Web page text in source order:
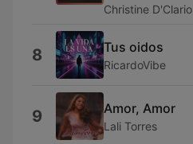
Christine D'Clario
8 Tus oidos
RicardoVibe
9 Amor, Amor
Lali Torres